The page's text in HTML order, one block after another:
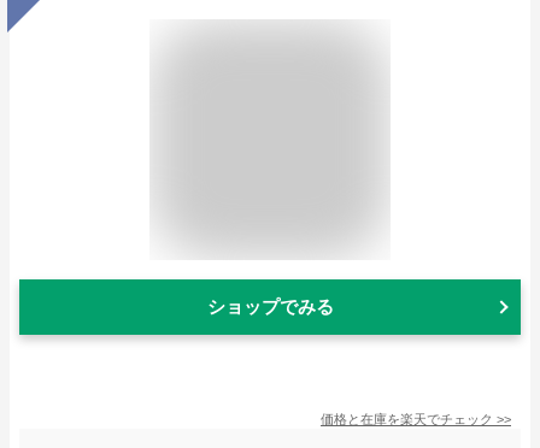
ショップでみる
価格と在庫を楽天でチェック >>